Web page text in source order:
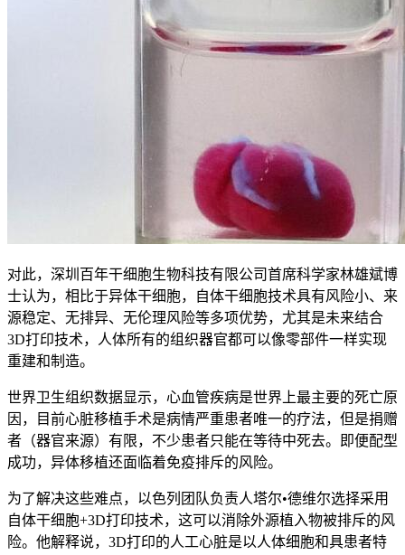
对此，深圳百年干细胞生物科技有限公司首席科学家林雄斌博
士认为，相比于异体干细胞，自体干细胞技术具有风险小、来
源稳定、无排异、无伦理风险等多项优势，尤其是未来结合
3D打印技术，人体所有的组织器官都可以像零部件一样实现
重建和制造。
世界卫生组织数据显示，心血管疾病是世界上最主要的死亡原
因，目前心脏移植手术是病情严重患者唯一的疗法，但是捐赠
者（器官来源）有限，不少患者只能在等待中死去。即便配型
成功，异体移植还面临着免疫排斥的风险。
为了解决这些难点，以色列团队负责人塔尔•德维尔选择采用
自体干细胞+3D打印技术，这可以消除外源植入物被排斥的风
险。他解释说，3D打印的人工心脏是以人体细胞和具患者特